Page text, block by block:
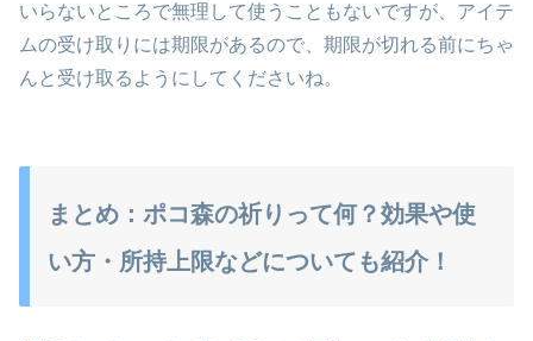
いらないところで無理して使うこともないですが、アイテ
ムの受け取りには期限があるので、期限が切れる前にちゃ
んと受け取るようにしてくださいね。
まとめ：ポコ森の祈りって何？効果や使
い方・所持上限などについても紹介！